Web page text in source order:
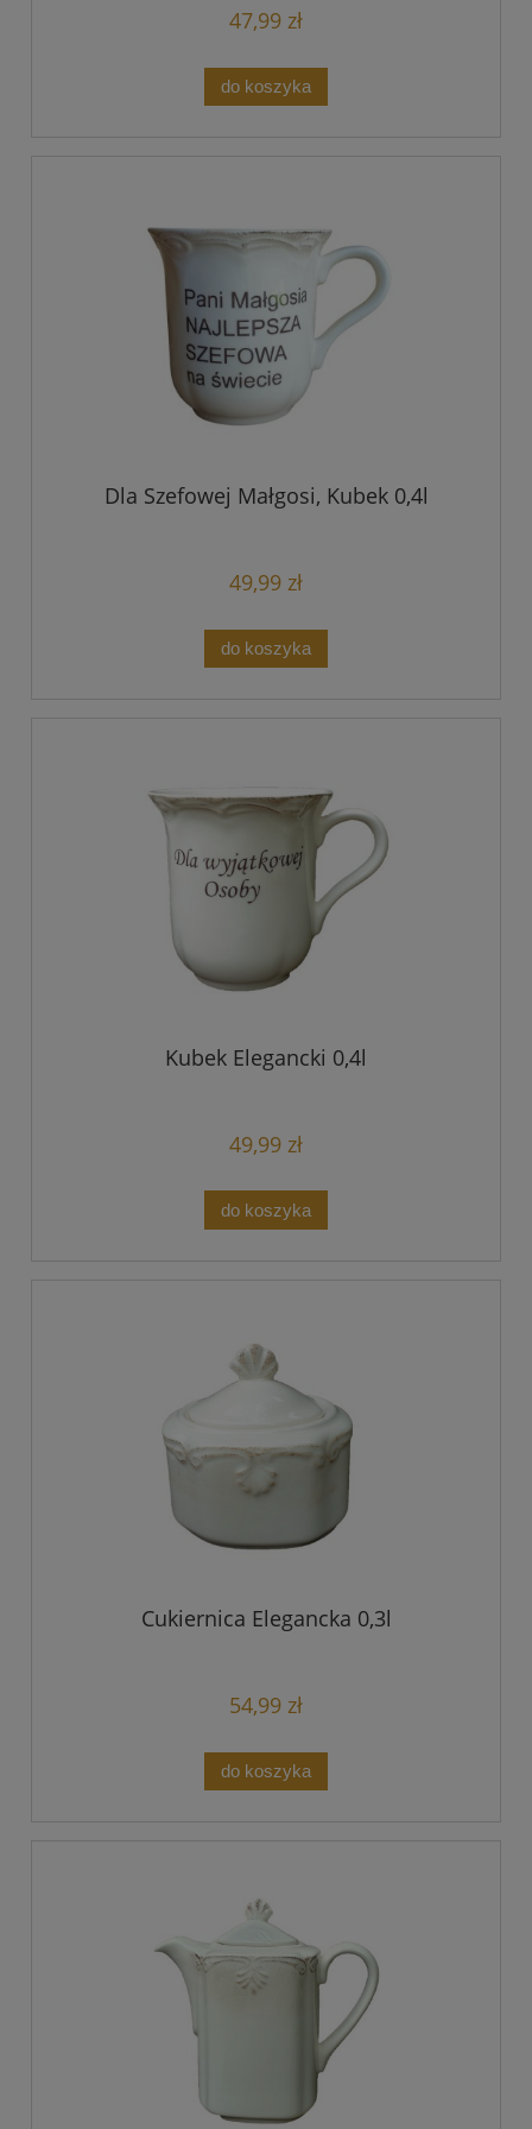
47,99 zł
do koszyka
Dla Szefowej Małgosi, Kubek 0,4l
49,99 zł
do koszyka
Kubek Elegancki 0,4l
49,99 zł
do koszyka
Cukiernica Elegancka 0,3l
54,99 zł
do koszyka